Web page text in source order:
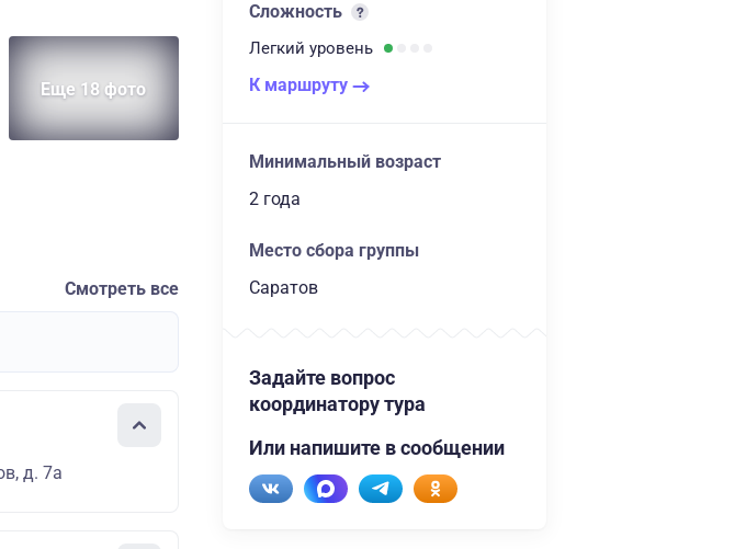
Еще 18 фото
Смотреть все
д. 7а
Сложность
Легкий уровень
К маршруту
Минимальный возраст
2 года
Место сбора группы
Саратов
Задайте вопрос
координатору тура
Или напишите в сообщении